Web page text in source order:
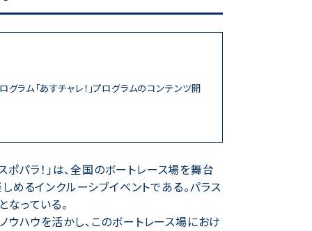
ム「あすチャレ！」プログラムのコンテンツ開
パラ！」は、全国のボートレース場を舞台
るインクルーシブイベントである。パラス
っている。
ウハウを活かし、このボートレース場におけ